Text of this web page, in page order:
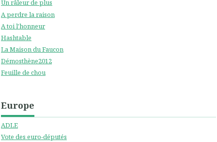
Un râleur de plus
A perdre la raison
A toi l'honneur
Hashtable
La Maison du Faucon
Démosthène2012
Feuille de chou
Europe
ADLE
Vote des euro-députés